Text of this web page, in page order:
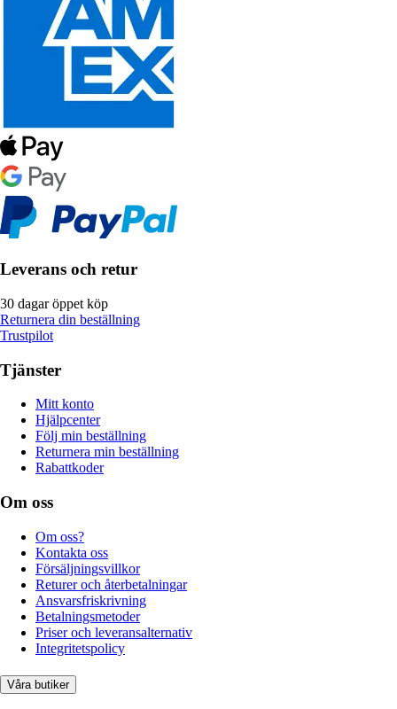
Leverans och retur
30 dagar öppet köp
Returnera din beställning
Trustpilot
Tjänster
Mitt konto
Hjälpcenter
Följ min beställning
Returnera min beställning
Rabattkoder
Om oss
Om oss?
Kontakta oss
Försäljningsvillkor
Returer och återbetalningar
Ansvarsfriskrivning
Betalningsmetoder
Priser och leveransalternativ
Integritetspolicy
Våra butiker